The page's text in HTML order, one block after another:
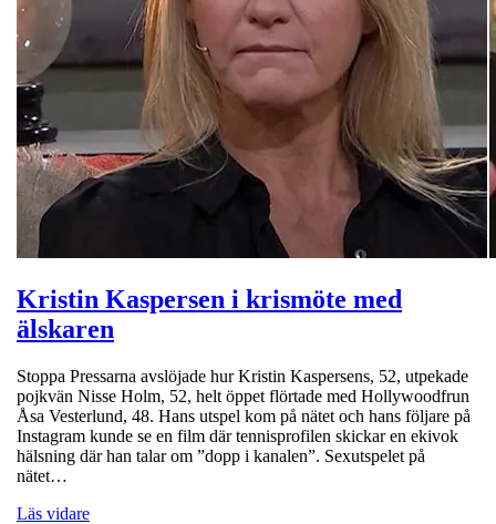
Kristin Kaspersen i krismöte med
älskaren
Stoppa Pressarna avslöjade hur Kristin Kaspersens, 52, utpekade
pojkvän Nisse Holm, 52, helt öppet flörtade med Hollywoodfrun
Åsa Vesterlund, 48. Hans utspel kom på nätet och hans följare på
Instagram kunde se en film där tennisprofilen skickar en ekivok
hälsning där han talar om ”dopp i kanalen”. Sexutspelet på
nätet…
Läs vidare